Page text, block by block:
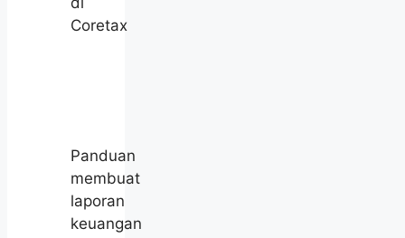
Coretax
Panduan
membuat
laporan
keuangan